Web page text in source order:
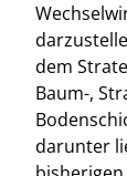
dem
Baum-,
darunter